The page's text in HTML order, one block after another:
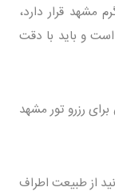
قرار دارد،
و باید با دقت
رزرو تور مشهد
از طبیعت اطراف